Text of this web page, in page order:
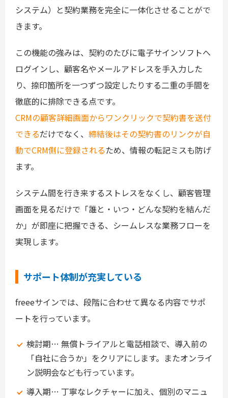
システム）と契約業務を完全に一体化させることがで
きます。
この機能の強みは、契約のたびに電子サインソフトへ
ログインし、顧客名やメールアドレスを手入力した
り、捺印箇所を一つずつ設定したりする二重の手間を
徹底的に排除できる点です。
CRMの顧客詳細画面からワンクリックで契約書を送付
できるだけでなく、 締結後はその契約書のリンクが自
動でCRM側に登録されるため、情報の転記ミスも防げ
ます。
システム間を行き来するストレスをなくし、顧客管理
画面を見るだけで「誰と・いつ・どんな契約を結んだ
か」が即座に把握できる、シームレスな業務フローを
実現します。
サポート体制が充実している
freeeサインでは、段階に合わせて異なる内容でサポ
ートを行っています。
検討期… 無償トライアルと電話相談で、導入前の
「自社に合うか」をクリアにします。またオンライ
ン説明会なども行っています。
導入期… 丁寧なレクチャーに加え、個別のマニュ